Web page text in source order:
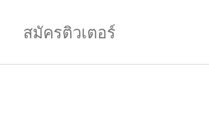
สมัครติวเตอร์